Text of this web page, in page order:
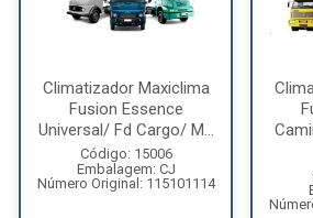
Climatizador Maxiclima
Fusion Essence
Universal/ Fd Cargo/ M...
Código: 15006
Embalagem: CJ
Número Original: 115101114